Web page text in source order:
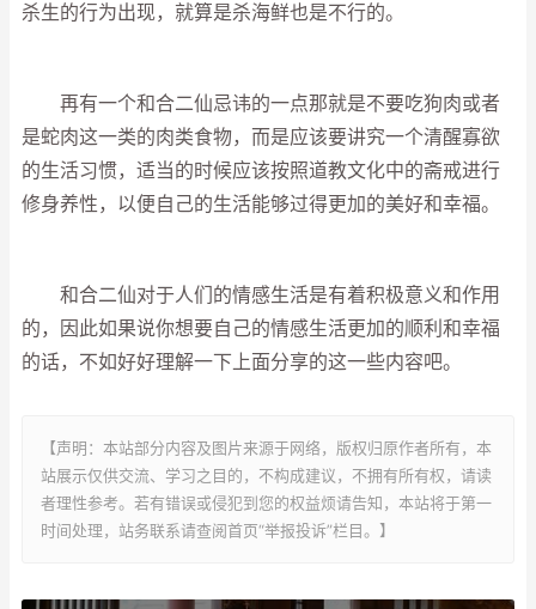
杀生的行为出现，就算是杀海鲜也是不行的。
再有一个和合二仙忌讳的一点那就是不要吃狗肉或者
是蛇肉这一类的肉类食物，而是应该要讲究一个清醒寡欲
的生活习惯，适当的时候应该按照道教文化中的斋戒进行
修身养性，以便自己的生活能够过得更加的美好和幸福。
和合二仙对于人们的情感生活是有着积极意义和作用
的，因此如果说你想要自己的情感生活更加的顺利和幸福
的话，不如好好理解一下上面分享的这一些内容吧。
【声明：本站部分内容及图片来源于网络，版权归原作者所有，本
站展示仅供交流、学习之目的，不构成建议，不拥有所有权，请读
者理性参考。若有错误或侵犯到您的权益烦请告知，本站将于第一
时间处理，站务联系请查阅首页“举报投诉”栏目。】